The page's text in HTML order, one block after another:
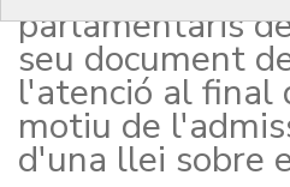
parlamentaris
seu document
l'atenció al final
motiu de
d'una llei sobre